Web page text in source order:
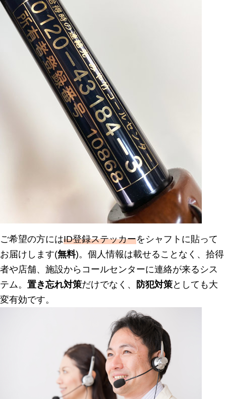
ご希望の方にはID登録ステッカーをシャフトに貼って
お届けします(無料)。個人情報は載せることなく、拾得
者や店舗、施設からコールセンターに連絡が来るシス
テム。 置き忘れ対策だけでなく、 防犯対策としても大
変有効です。